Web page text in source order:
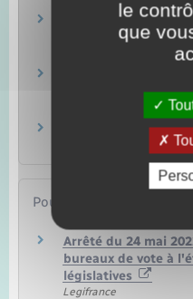
Inscription
établis hors de
Papiers – Citoyenneté –
Vote par procuration
Papiers – Citoyenneté –
Pour en savoir plus
Arrêté du 24 mai
bureaux de vote à
législatives
Legifrance
le
que